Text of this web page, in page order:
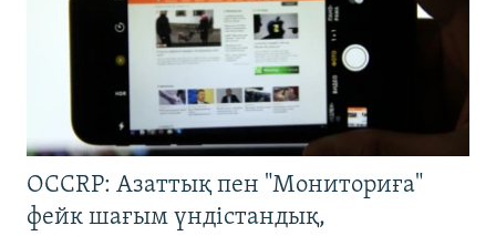
OCCRP: Азаттық пен "Мониториға"
фейк шағым үндістандық,